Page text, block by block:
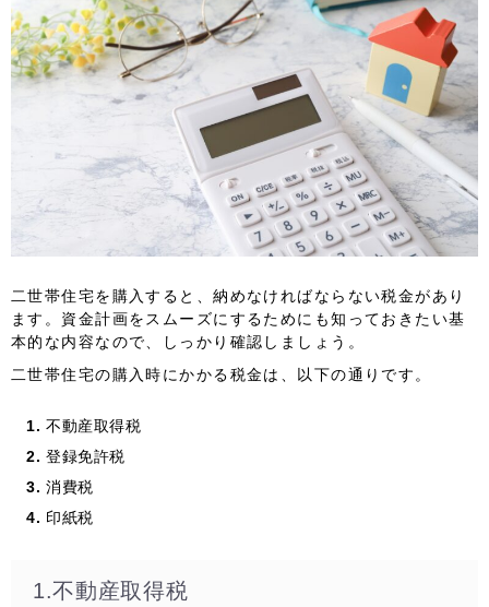
二世帯住宅を購入すると、納めなければならない税金があり
ます。資金計画をスムーズにするためにも知っておきたい基
本的な内容なので、しっかり確認しましょう。
二世帯住宅の購入時にかかる税金は、以下の通りです。
不動産取得税
登録免許税
消費税
印紙税
1.不動産取得税